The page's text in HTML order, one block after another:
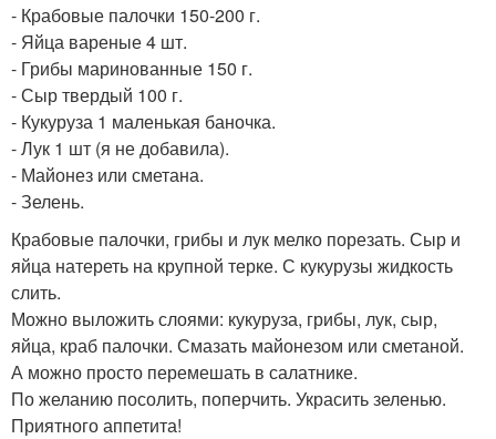
- Крабовые палочки 150-200 г.
- Яйца вареные 4 шт.
- Грибы маринованные 150 г.
- Сыр твердый 100 г.
- Кукуруза 1 маленькая баночка.
- Лук 1 шт (я не добавила).
- Майонез или сметана.
- Зелень.
Крабовые палочки, грибы и лук мелко порезать. Сыр и
яйца натереть на крупной терке. С кукурузы жидкость
слить.
Можно выложить слоями: кукуруза, грибы, лук, сыр,
яйца, краб палочки. Смазать майонезом или сметаной.
А можно просто перемешать в салатнике.
По желанию посолить, поперчить. Украсить зеленью.
Приятного аппетита!